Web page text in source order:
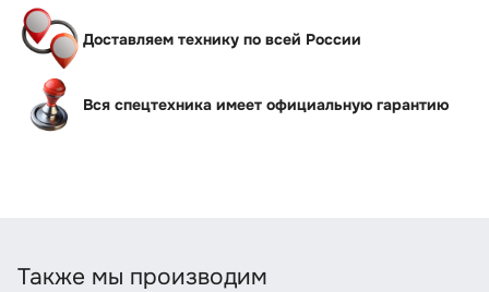
Доставляем технику по всей России
Вся спецтехника имеет официальную гарантию
Также мы производим